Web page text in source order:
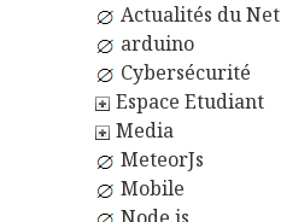
Actualités du Net
arduino
Cybersécurité
Espace Etudiant
Media
MeteorJs
Mobile